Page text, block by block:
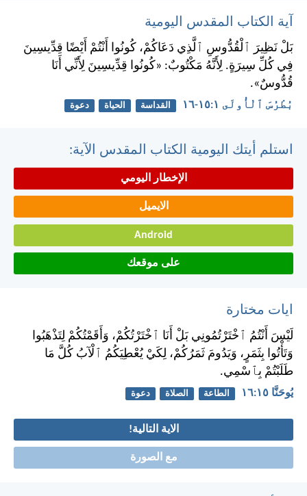
آية الكتاب المقدس اليومية
بَلْ نَظِيرَ ٱلْقُدُّوسِ ٱلَّذِي دَعَاكُمْ، كُونُوا أَنْتُمْ أَيْضًا قِدِّيسِينَ
فِي كُلِّ سِيرَةٍ. لِأَنَّهُ مَكْتُوبٌ: «كُونُوا قِدِّيسِينَ لِأَنِّي أَنَا
قُدُّوسٌ».
بُطْرُسَ ٱلْأُولَى ١:‏١٥-‏١٦ القداسة الحياة دعوة
استلم أيتك اليومية الكتاب المقدس الآية:
الإخطار اليومي
الايميل
Android
على موقعك
ايات مختارة
لَيْسَ أَنْتُمُ ٱخْتَرْتُمُونِي بَلْ أَنَا ٱخْتَرْتُكُمْ، وَأَقَمْتُكُمْ لِتَذْهَبُوا
وَتَأْتُوا بِثَمَرٍ، وَيَدُومَ ثَمَرُكُمْ، لِكَيْ يُعْطِيَكُمُ ٱلْآبُ كُلَّ مَا
طَلَبْتُمْ بِٱسْمِي.
يُوحَنَّا ١٥:‏١٦ الطاعة الصلاة دعوة
الاية التالية!
مع الصورة